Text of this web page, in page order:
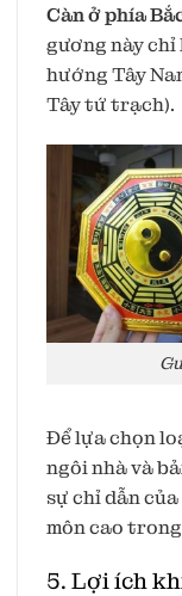
Càn ở phía
gương này
hướng Tây
Tây tứ trạch).
Để lựa chọn
ngôi nhà và
sự chỉ dẫn
môn cao
5. Lợi ích